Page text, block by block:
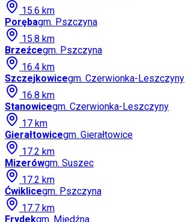
15.6 km
Porębagm. Pszczyna
15.8 km
Brzeźcegm. Pszczyna
16.4 km
Szczejkowicegm. Czerwionka-Leszczyny
16.8 km
Stanowicegm. Czerwionka-Leszczyny
17 km
Gierałtowicegm. Gierałtowice
17.2 km
Mizerówgm. Suszec
17.2 km
Ćwiklicegm. Pszczyna
17.7 km
Frydekgm. Miedźna